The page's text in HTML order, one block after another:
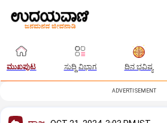
ಮುಖಪುಟ ಸುದ್ದಿ ವಿಭಾಗ ದಿನ ಭವಿಷ್ಯ
ADVERTISEMENT